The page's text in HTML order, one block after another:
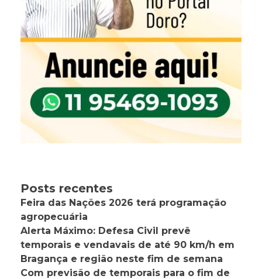
Posts recentes
Feira das Nações 2026 terá programação
agropecuária
Alerta Máximo: Defesa Civil prevê
temporais e vendavais de até 90 km/h em
Bragança e região neste fim de semana
Com previsão de temporais para o fim de